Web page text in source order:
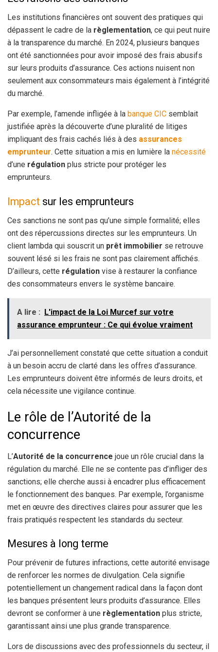
Les institutions financières ont souvent des pratiques qui
dépassent le cadre de la règlementation, ce qui peut nuire
à la transparence du marché. En 2024, plusieurs banques
ont été sanctionnées pour avoir imposé des frais abusifs
sur leurs produits d’assurance. Ces actions nuisent non
seulement aux consommateurs mais également à l’intégrité
du marché.
Par exemple, l’amende infligée à la banque CIC semblait
justifiée après la découverte d’une pluralité de litiges
impliquant des frais cachés liés à des assurances
emprunteur. Cette situation a mis en lumière la nécessité
d’une régulation plus stricte pour protéger les
emprunteurs.
Impact sur les emprunteurs
Ces sanctions ne sont pas qu’une simple formalité; elles
ont des répercussions directes sur les emprunteurs. Un
client lambda qui souscrit un prêt immobilier se retrouve
souvent lésé si les frais ne sont pas clairement affichés.
D’ailleurs, cette régulation vise à restaurer la confiance
des consommateurs envers le système bancaire.
A lire : L'impact de la Loi Murcef sur votre
assurance emprunteur : Ce qui évolue vraiment
J’ai personnellement constaté que cette situation a conduit
à un besoin accru de clarté dans les offres d’assurance.
Les emprunteurs doivent être informés de leurs droits, et
cela nécessite une vigilance continue.
Le rôle de l’Autorité de la
concurrence
L’Autorité de la concurrence joue un rôle crucial dans la
régulation du marché. Elle ne se contente pas d’infliger des
sanctions; elle cherche aussi à encadrer plus efficacement
le fonctionnement des banques. Par exemple, l’organisme
met en œuvre des directives claires pour assurer que les
frais pratiqués respectent les standards du secteur.
Mesures à long terme
Pour prévenir de futures infractions, cette autorité envisage
de renforcer les normes de divulgation. Cela signifie
potentiellement un changement radical dans la façon dont
les banques présentent leurs produits d’assurance. Elles
devront se conformer à une règlementation plus stricte,
garantissant ainsi une plus grande transparence.
Lors de discussions avec des professionnels du secteur, il